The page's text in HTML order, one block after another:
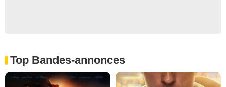
Top Bandes-annonces